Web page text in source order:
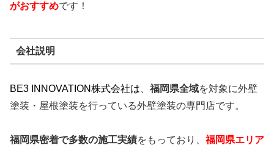
がおすすめです！
会社説明
BE3 INNOVATION株式会社は 福岡県全域を対象に外壁
塗装・屋根塗装を行っている外壁塗装の専門店です。
福岡県密着で多数の施工実績をもっており、福岡県エリア